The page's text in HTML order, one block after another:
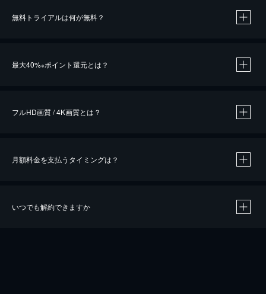
無料トライアルは何が無料？
最大40%※ポイント還元とは？
※40％ポイント還元の対象は、クレジットカード決済による作品の購入 / レンタルです。
iOSアプリのUコイン決済による作品の購入 / レンタルは、20％のポイント還元です。
フルHD画質 / 4K画質とは？
月額料金を支払うタイミングは？
いつでも解約できますか